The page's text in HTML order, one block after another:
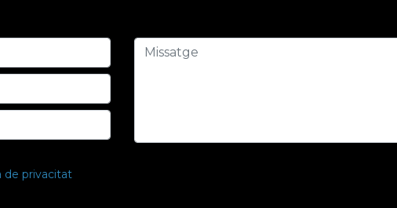
de privacitat